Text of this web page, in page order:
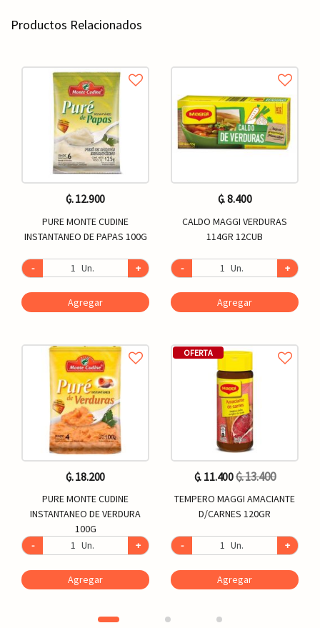
Productos Relacionados
₲. 12.900
PURE MONTE CUDINE
INSTANTANEO DE PAPAS 100G
- Un. +
Agregar
₲. 18.200
PURE MONTE CUDINE
INSTANTANEO DE VERDURA
100G
-
Un. +
Agregar
₲. 8.400
CALDO MAGGI VERDURAS
114GR 12CUB
- Un. +
Agregar
OFERTA
₲. 11.400₲. 13.400
TEMPERO MAGGI AMACIANTE
D/CARNES 120GR
- Un. +
Agregar